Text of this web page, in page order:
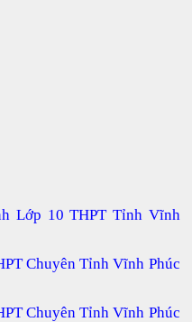
Lớp 10 THPT Tỉnh Vĩnh
Chuyên Tỉnh Vĩnh Phúc
Chuyên Tỉnh Vĩnh Phúc